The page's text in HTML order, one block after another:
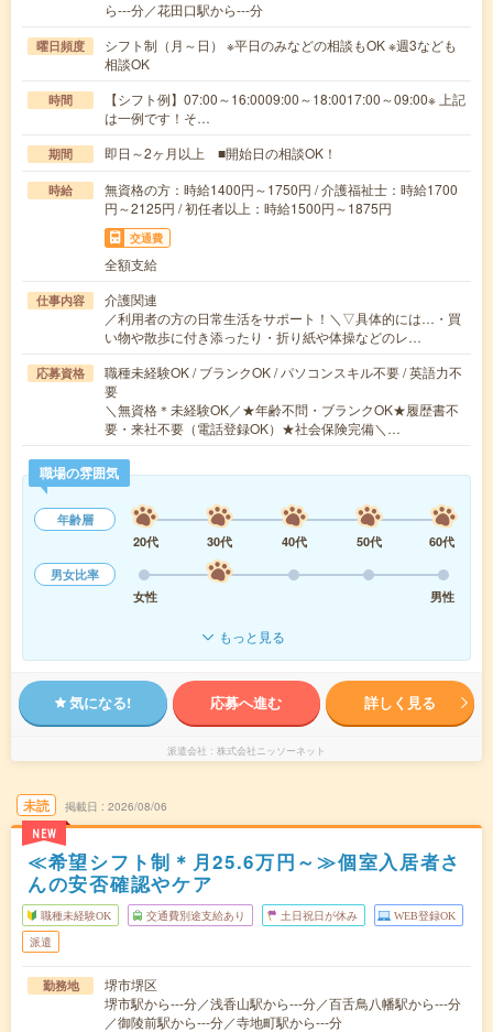
ら---分／花田口駅から---分
曜日頻度
シフト制（月～日） ※平日のみなどの相談もOK ※週3なども
相談OK
時間
【シフト例】07:00～16:0009:00～18:0017:00～09:00※ 上記
は一例です！そ…
期間 即日～2ヶ月以上 ■開始日の相談OK！
時給
無資格の方：時給1400円～1750円 / 介護福祉士：時給1700
円～2125円 / 初任者以上：時給1500円～1875円
交通費
全額支給
仕事内容
介護関連
／利用者の方の日常生活をサポート！＼▽具体的には…・買
い物や散歩に付き添ったり・折り紙や体操などのレ…
応募資格
職種未経験OK / ブランクOK / パソコンスキル不要 / 英語力不
要
＼無資格＊未経験OK／★年齢不問・ブランクOK★履歴書不
要・来社不要（電話登録OK）★社会保険完備＼…
職場の雰囲気
年齢層
20代
30代 40代 50代
60代
男女比率
女性
男性
もっと見る
気になる! 応募へ進む 詳しく見る
派遣会社 株式会社ニッソーネット
未読
NEW
掲載日 2026/08/06
≪希望シフト制＊月25.6万円～≫個室入居者さ
んの安否確認やケア
職種未経験OK 交通費別途支給あり 土日祝日が休み WEB登録OK
派遣
勤務地
堺市堺区
堺市駅から---分／浅香山駅から---分／百舌鳥八幡駅から---分
／御陵前駅から---分／寺地町駅から---分